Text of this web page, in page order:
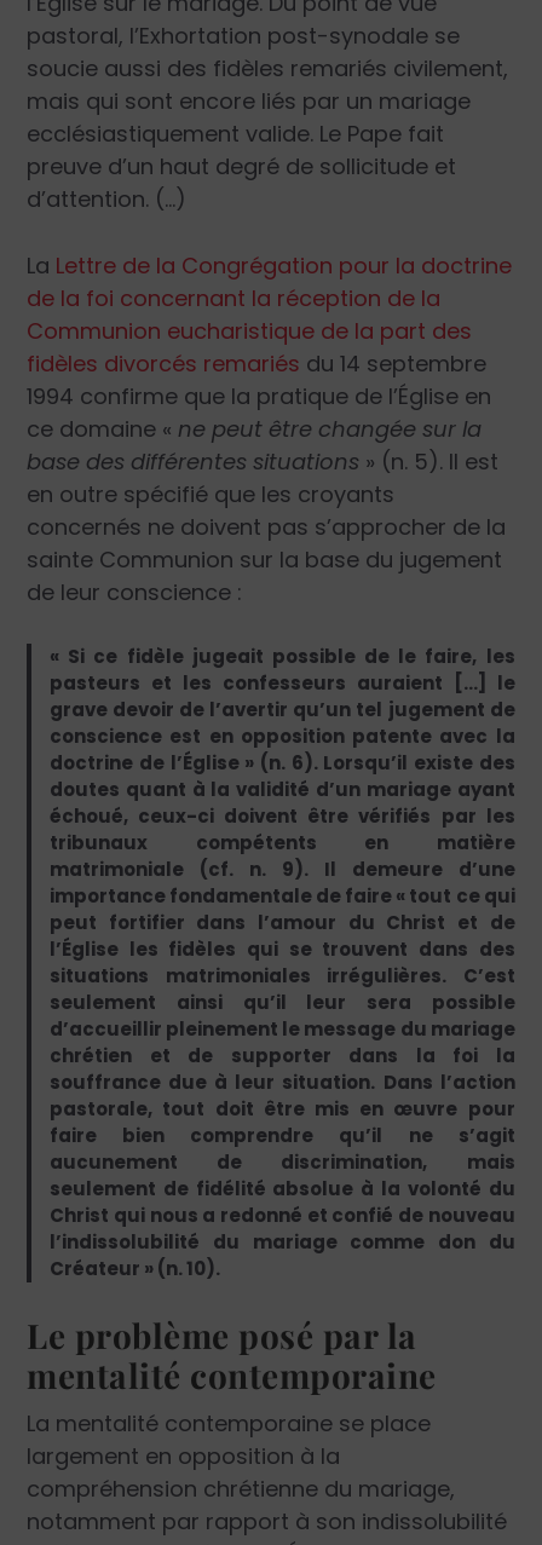
pastoral, l’Exhortation post-synodale se
soucie aussi des fidèles remariés civilement,
mais qui sont encore liés par un mariage
ecclésiastiquement valide. Le Pape fait
preuve d’un haut degré de sollicitude et
d’attention. (…)
La Lettre de la Congrégation pour la doctrine
de la foi concernant la réception de la
Communion eucharistique de la part des
fidèles divorcés remariés du 14 septembre
1994 confirme que la pratique de l’Église en
ce domaine « ne peut être changée sur la
base des différentes situations » (n. 5). Il est
en outre spécifié que les croyants
concernés ne doivent pas s’approcher de la
sainte Communion sur la base du jugement
de leur conscience :
« Si ce fidèle jugeait possible de le faire, les
pasteurs et les confesseurs auraient […] le
grave devoir de l’avertir qu’un tel jugement de
conscience est en opposition patente avec la
doctrine de l’Église » (n. 6). Lorsqu’il existe des
doutes quant à la validité d’un mariage ayant
échoué, ceux-ci doivent être vérifiés par les
tribunaux compétents en matière
matrimoniale (cf. n. 9). Il demeure d’une
importance fondamentale de faire « tout ce qui
peut fortifier dans l’amour du Christ et de
l’Église les fidèles qui se trouvent dans des
situations matrimoniales irrégulières. C’est
seulement ainsi qu’il leur sera possible
d’accueillir pleinement le message du mariage
chrétien et de supporter dans la foi la
souffrance due à leur situation. Dans l’action
pastorale, tout doit être mis en œuvre pour
faire bien comprendre qu’il ne s’agit
aucunement de discrimination, mais
seulement de fidélité absolue à la volonté du
Christ qui nous a redonné et confié de nouveau
l’indissolubilité du mariage comme don du
Créateur » (n. 10).
Le problème posé par la
mentalité contemporaine
La mentalité contemporaine se place
largement en opposition à la
compréhension chrétienne du mariage,
notamment par rapport à son indissolubilité